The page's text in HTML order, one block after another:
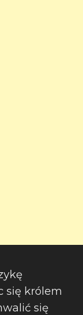
się królem
się